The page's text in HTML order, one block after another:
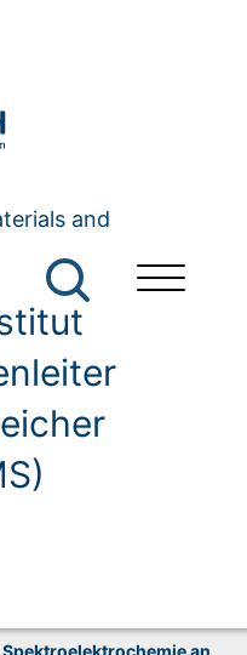
and